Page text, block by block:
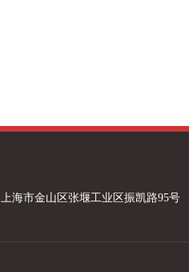
上海市金山区张堰工业区振凯路95号